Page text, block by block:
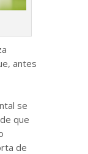
antes
se
que
de